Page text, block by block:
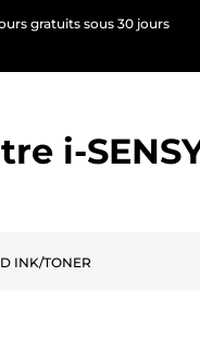
gratuits sous 30 jours
i-
INK/TONER